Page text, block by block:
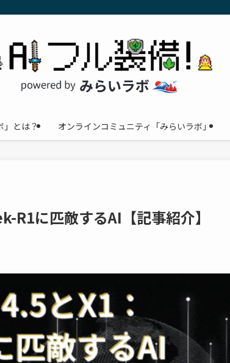
」とは？ オンラインコミュニティ「みらいラボ」
に匹敵するAI【記事紹介】